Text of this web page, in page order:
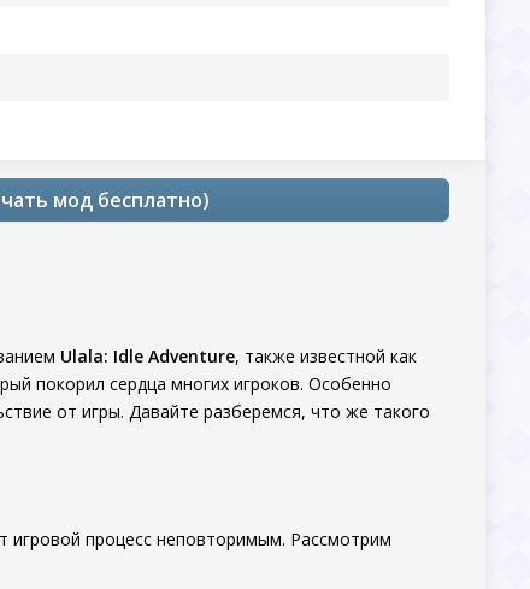
мод бесплатно)
Ulala: Idle Adventure, также известной как
покорил сердца многих игроков. Особенно
от игры. Давайте разберемся, что же такого
игровой процесс неповторимым. Рассмотрим